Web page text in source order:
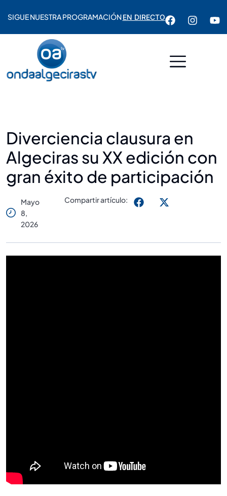
SIGUE NUESTRA PROGRAMACIÓNEN DIRECTO
Diverciencia clausura en
Algeciras su XX edición con
gran éxito de participación
Mayo
8,
2026
Compartir artículo: